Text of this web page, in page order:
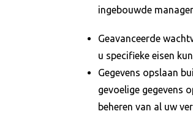
ingebouwde
Geavanceerde
u specifieke eisen
Gegevens opslaan
gevoelige gegevens
beheren van al uw